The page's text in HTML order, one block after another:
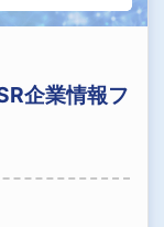
企業情報フ